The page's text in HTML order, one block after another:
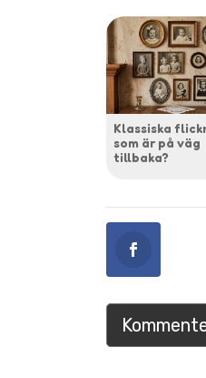
Klassiska
som är på väg
tillbaka?